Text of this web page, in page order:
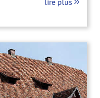
1937 et 1969,
manquer dans le
avec l’ancienne
rénovée
de 1785, qui
la période de
St. Jean
lire plus